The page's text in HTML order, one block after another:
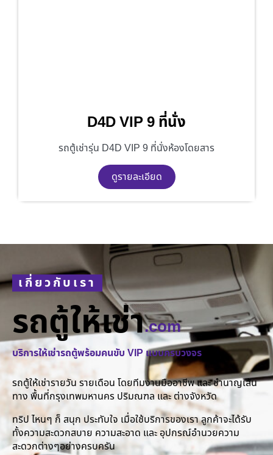
D4D VIP 9 ที่นั่ง
รถตู้เช่ารุ่น D4D VIP 9 ที่นั่งห้องโดยสาร
ดูรายละเอียด
เกี่ยวกับเรา
รถตู้ให้เช่า.com
บริการให้เช่ารถตู้พร้อมคนขับ VIP แบบครบวงจร
รถตู้ให้เช่ารายวัน รายเดือน โดยทีมงานมืออาชีพ และ ชำนาญเส้น
ทาง พื้นที่กรุงเทพมหานคร ปริมณฑล และ ต่างจังหวัด
ทริป ไหนๆ ก็ สนุก ประทับใจ เมื่อใช้บริการของเรา ลูกค้าจะได้รับ
ทั้งความสะดวกสบาย ความสะอาด และ อุปกรณ์อำนวยความ
สะดวกต่างๆอย่างครบครัน